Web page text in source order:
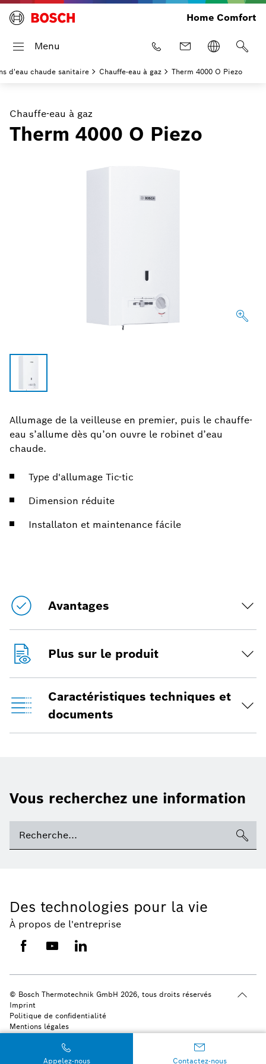
Home Comfort
Menu
d'eau chaude sanitaire Chauffe-eau à gaz Therm 4000 O Piezo
Chauffe-eau à gaz
Therm 4000 O Piezo
Allumage de la veilleuse en premier, puis le chauffe-
eau s’allume dès qu’on ouvre le robinet d’eau
chaude.
Type d'allumage Tic-tic
Dimension réduite
Installaton et maintenance fácile
Avantages
Plus sur le produit
Caractéristiques techniques et
documents
Appelez-nous Contactez-nous
Vous recherchez une information
Des technologies pour la vie
À propos de l'entreprise
© Bosch Thermotechnik GmbH 2026, tous droits réservés
Imprint
Politique de confidentialité
Mentions légales